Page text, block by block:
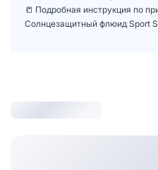
📒 Подробная инструкция по
Солнцезащитный флюид Sport